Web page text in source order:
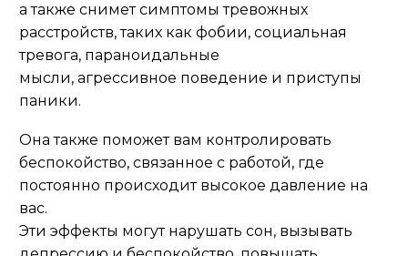
а также снимет симптомы тревожных
расстройств, таких как фобии, социальная
тревога, параноидальные
мысли, агрессивное поведение и приступы
паники.
Она также поможет вам контролировать
беспокойство, связанное с работой, где
постоянно происходит высокое давление на
вас.
Эти эффекты могут нарушать сон, вызывать